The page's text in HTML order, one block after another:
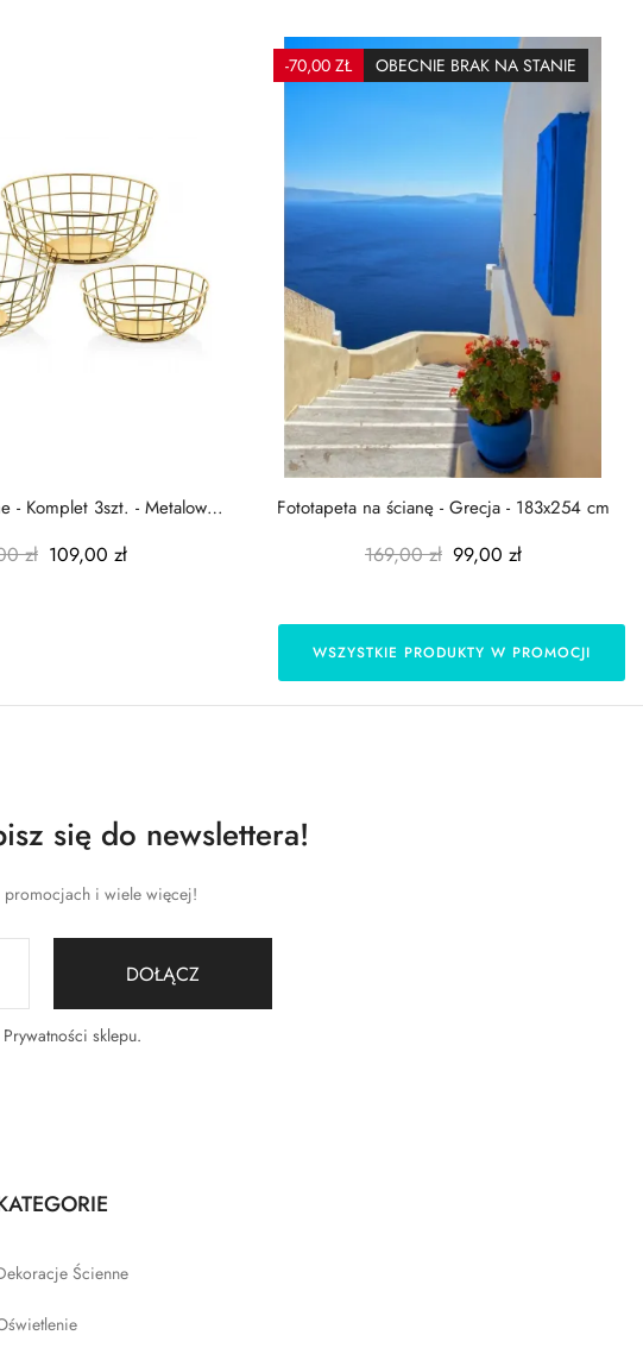
- Komplet 3szt. - Metalowe
zł 109,00 zł
-70,00 ZŁ OBECNIE BRAK NA STANIE
Fototapeta na ścianę - Grecja - 183x254 cm
169,00 zł 99,00 zł
WSZYSTKIE PRODUKTY W PROMOCJI
się do newslettera!
promocjach i wiele więcej!
DOŁĄCZ
sklepu.
Ścienne